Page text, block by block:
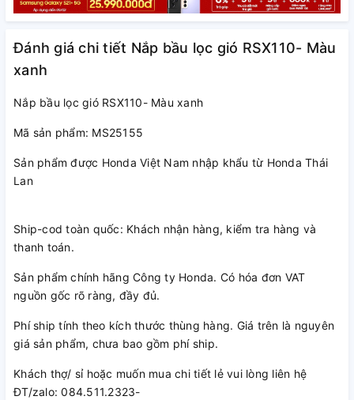
Đánh giá chi tiết Nắp bầu lọc gió RSX110- Màu
xanh
Nắp bầu lọc gió RSX110- Màu xanh
Mã sản phẩm: MS25155
Sản phẩm được Honda Việt Nam nhập khẩu từ Honda Thái
Lan
Ship-cod toàn quốc: Khách nhận hàng, kiểm tra hàng và
thanh toán.
Sản phẩm chính hãng Công ty Honda. Có hóa đơn VAT
nguồn gốc rõ ràng, đầy đủ.
Phí ship tính theo kích thước thùng hàng. Giá trên là nguyên
giá sản phẩm, chưa bao gồm phí ship.
Khách thợ/ sỉ hoặc muốn mua chi tiết lẻ vui lòng liên hệ
ĐT/zalo: 084.511.2323-